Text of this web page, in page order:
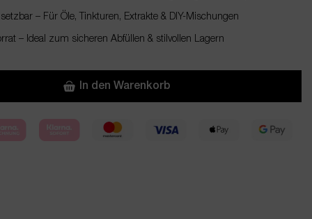
– Für Öle, Tinkturen, Extrakte & DIY-Mischungen
– Ideal zum sicheren Abfüllen & stilvollen Lagern
In den Warenkorb